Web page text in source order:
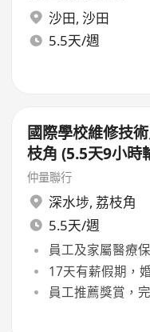
沙田, 沙田
5.5天/週
國際學校維修技
枝角 (5.5天9小時
$26,000
仲量聯行
深水埗, 荔枝角
5.5天/週
員工及家屬醫療
17天有薪假期，
員工推薦獎賞，